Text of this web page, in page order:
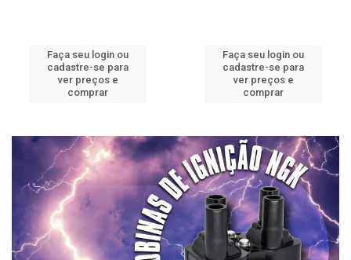
Faça seu login ou
cadastre-se para
ver preços e
comprar
Faça seu login ou
cadastre-se para
ver preços e
comprar